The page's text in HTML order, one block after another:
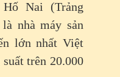
Nai (Trảng
nhà máy sản
lớn nhất Việt
trên 20.000